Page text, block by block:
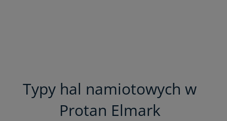
Typy hal namiotowych w
Protan Elmark